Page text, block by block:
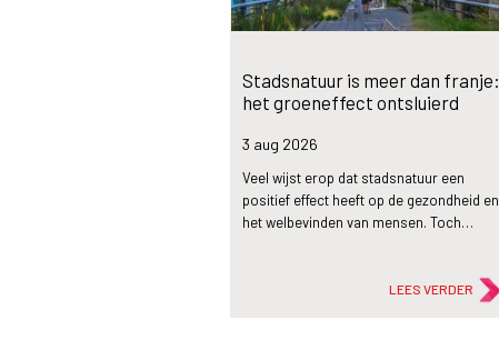
Stadsnatuur is meer dan franje:
het groeneffect ontsluierd
3 aug 2026
Veel wijst erop dat stadsnatuur een
positief effect heeft op de gezondheid en
het welbevinden van mensen. Toch…
LEES VERDER